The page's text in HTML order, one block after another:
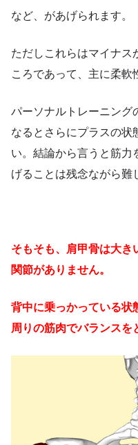
など、があげられます。
ただしこれらはマイナス
ころであって、主に柔軟
パーソナルトレーニング
なるとさらにプラスの状
い。結論から言うと筋力
げることは残念ながら難
そもそも、肩甲骨は大き
関節がありません。
背中に乗っかっている状
周りの筋肉でバランスを